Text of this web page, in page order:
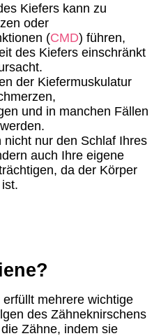
Kiefers kann zu
oder
(CMD) führen,
des Kiefers einschränkt
der Kiefermuskulatur
und in manchen Fällen
nicht nur den Schlaf Ihres
auch Ihre eigene
da der Körper
mehrere wichtige
des Zähneknirschens
Zähne, indem sie